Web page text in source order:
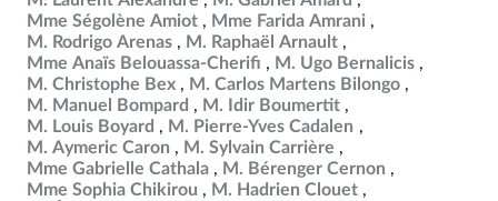
Mme Ségolène Amiot
Mme Farida Amrani
M. Rodrigo Arenas
M. Raphaël Arnault
Mme Anaïs Belouassa-Cherifi
M. Ugo Bernalicis
M. Christophe Bex
M. Carlos Martens Bilongo
M. Manuel Bompard
M. Idir Boumertit
M. Louis Boyard
M. Pierre-Yves Cadalen
M. Aymeric Caron
M. Sylvain Carrière
Mme Gabrielle Cathala
M. Bérenger Cernon
Mme Sophia Chikirou
M. Hadrien Clouet